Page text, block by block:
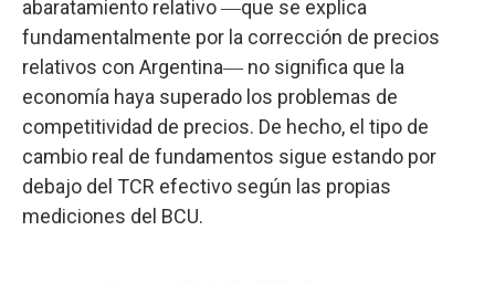
abaratamiento relativo ―que se explica
fundamentalmente por la corrección de precios
relativos con Argentina― no significa que la
economía haya superado los problemas de
competitividad de precios. De hecho, el tipo de
cambio real de fundamentos sigue estando por
debajo del TCR efectivo según las propias
mediciones del BCU.